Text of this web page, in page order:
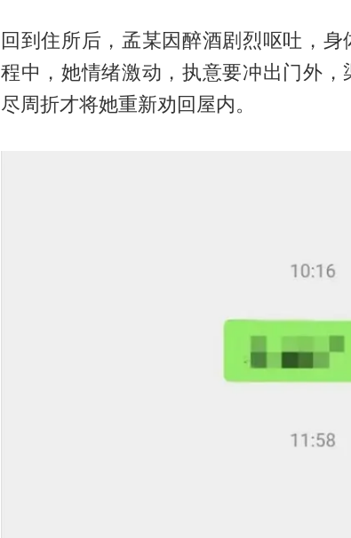
回到住所后，孟某因醉酒剧烈呕吐，
程中，她情绪激动，执意要冲出门外
尽周折才将她重新劝回屋内。